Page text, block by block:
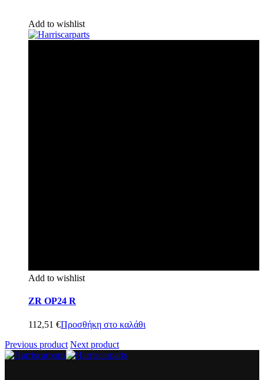
Add to wishlist
Add to wishlist
ZR OP24 R
112,51 €Προσθήκη στο καλάθι
Previous product Next product